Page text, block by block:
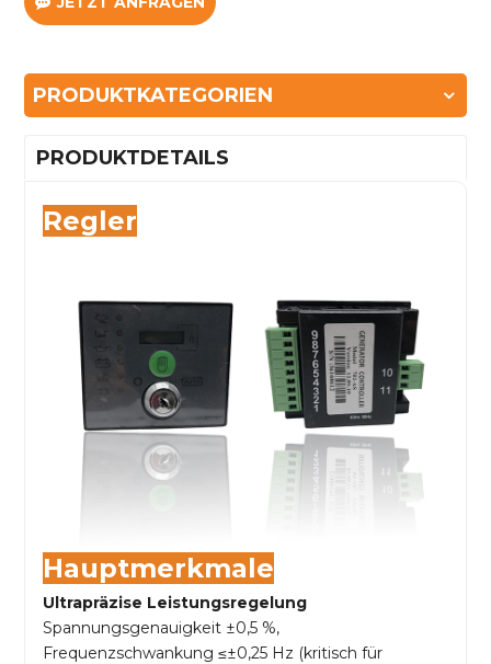
PRODUKTKATEGORIEN
PRODUKTDETAILS
Regler
Hauptmerkmale
Ultrapräzise Leistungsregelung
Spannungsgenauigkeit ±0,5 %,
Frequenzschwankung ≤±0,25 Hz (kritisch für